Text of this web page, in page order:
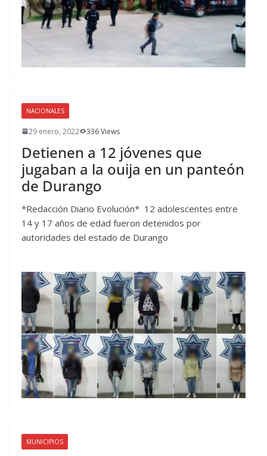
NACIONALES
29 enero, 2022 336 Views
Detienen a 12 jóvenes que
jugaban a la ouija en un panteón
de Durango
*Redacción Diario Evolución* 12 adolescentes entre
14 y 17 años de edad fueron detenidos por
autoridades del estado de Durango
MUNICIPIOS